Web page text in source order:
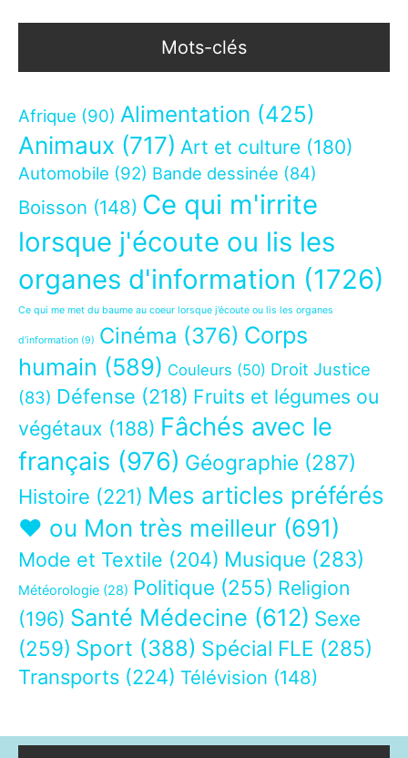
Mots-clés
Afrique (90) Alimentation (425)
Animaux (717) Art et culture (180)
Automobile (92) Bande dessinée (84)
Boisson (148) Ce qui m'irrite
lorsque j'écoute ou lis les
organes d'information (1726)
Ce qui me met du baume au coeur lorsque j’écoute ou lis les organes
d’information (9) Cinéma (376) Corps
humain (589) Couleurs (50) Droit Justice
(83) Défense (218) Fruits et légumes ou
végétaux (188) Fâchés avec le
français (976) Géographie (287)
Histoire (221) Mes articles préférés
❤ ou Mon très meilleur (691)
Mode et Textile (204) Musique (283)
Météorologie (28) Politique (255) Religion
(196) Santé Médecine (612) Sexe
(259) Sport (388) Spécial FLE (285)
Transports (224) Télévision (148)